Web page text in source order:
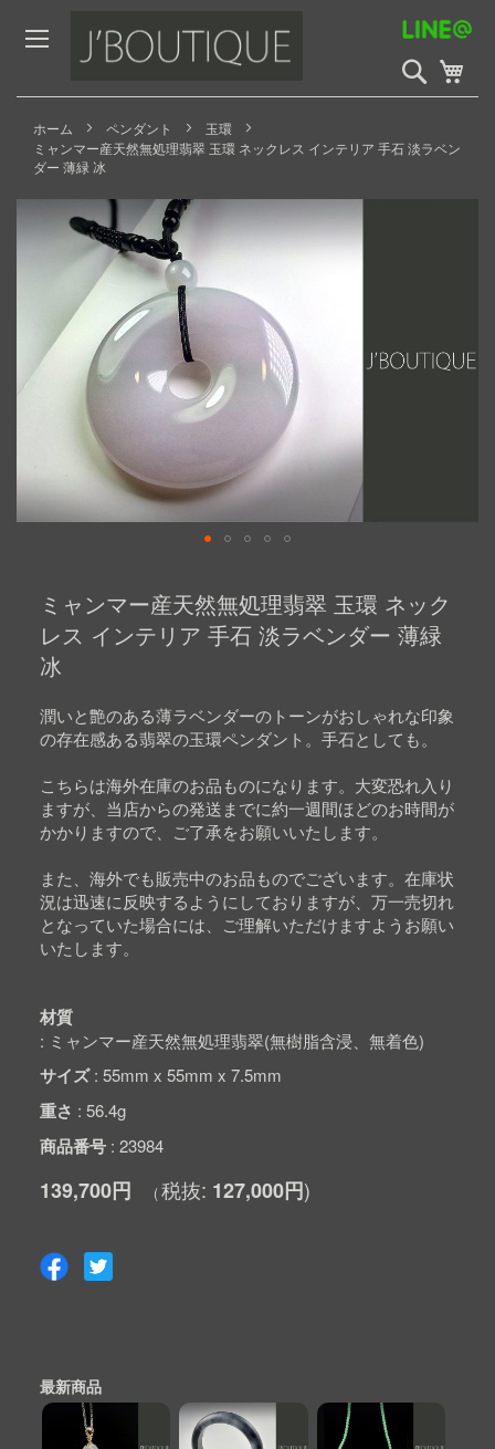
to
Content
検
索
開
ホーム ペンダント
玉環
ミャンマー産天然無処理翡翠 玉環 ネックレス インテリア 手石 淡ラベン
ダー 薄緑 冰
Skip
gallery
beginning
images
ミャンマー産天然無処理翡翠 玉環 ネック
レス インテリア 手石 淡ラベンダー 薄緑
冰
潤いと艶のある薄ラベンダーのトーンがおしゃれな印象
の存在感ある翡翠の玉環ペンダント。手石としても。
こちらは海外在庫のお品ものになります。大変恐れ入り
ますが、当店からの発送までに約一週間ほどのお時間が
かかりますので、ご了承をお願いいたします。
また、海外でも販売中のお品ものでございます。在庫状
況は迅速に反映するようにしておりますが、万一売切れ
となっていた場合には、ご理解いただけますようお願い
いたします。
材質
ミャンマー産天然無処理翡翠(無樹脂含浸、無着色)
サイズ 55mm x 55mm x 7.5mm
重さ 56.4g
商品番号 23984
139,700円 127,000円
最新商品